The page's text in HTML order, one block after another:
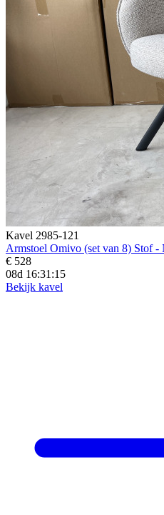
Kavel 2985-121
Armstoel Omivo (set van 8) Stof -
€ 528
08d 16:31:13
Bekijk kavel